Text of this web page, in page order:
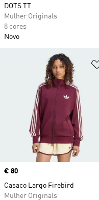
DOTS TT
Mulher Originals
8 cores
Novo
Price
€ 80
Casaco Largo Firebird
Mulher Originals